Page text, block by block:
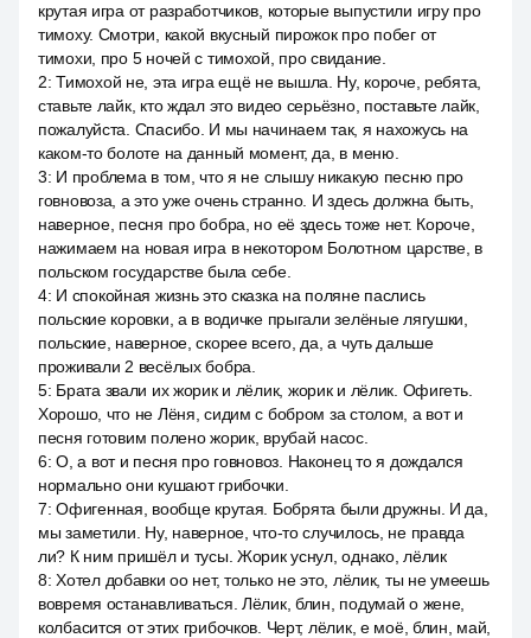
крутая игра от разработчиков, которые выпустили игру про
тимоху. Смотри, какой вкусный пирожок про побег от
тимохи, про 5 ночей с тимохой, про свидание.
2:Тимохой не, эта игра ещё не вышла. Ну, короче, ребята,
ставьте лайк, кто ждал это видео серьёзно, поставьте лайк,
пожалуйста. Спасибо. И мы начинаем так, я нахожусь на
каком-то болоте на данный момент, да, в меню.
3: И проблема в том, что я не слышу никакую песню про
говновоза, а это уже очень странно. И здесь должна быть,
наверное, песня про бобра, но её здесь тоже нет. Короче,
нажимаем на новая игра в некотором Болотном царстве, в
польском государстве была себе.
4: И спокойная жизнь это сказка на поляне паслись
польские коровки, а в водичке прыгали зелёные лягушки,
польские, наверное, скорее всего, да, а чуть дальше
проживали 2 весёлых бобра.
5: Брата звали их жорик и лёлик, жорик и лёлик. Офигеть.
Хорошо, что не Лёня, сидим с бобром за столом, а вот и
песня готовим полено жорик, врубай насос.
6:О, а вот и песня про говновоз. Наконец то я дождался
нормально они кушают грибочки.
7:Офигенная, вообще крутая. Бобрята были дружны. И да,
мы заметили. Ну, наверное, что-то случилось, не правда
ли? К ним пришёл и тусы. Жорик уснул, однако, лёлик
8:Хотел добавки оо нет, только не это, лёлик, ты не умеешь
вовремя останавливаться. Лёлик, блин, подумай о жене,
колбасится от этих грибочков. Черт, лёлик, е моё, блин, май,